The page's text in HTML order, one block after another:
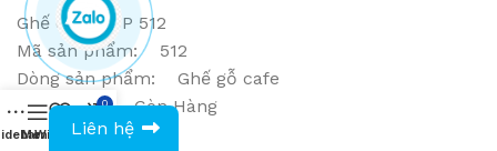
Ghế cafe GCP 512
Mã sản phẩm: 512
Dòng sản phẩm: Ghế gỗ cafe
Tình trạng: Còn Hàng
Giá: 235.000 VNĐ
MenuWishlistCompare
0
Cart
Liên hệ
0943594386